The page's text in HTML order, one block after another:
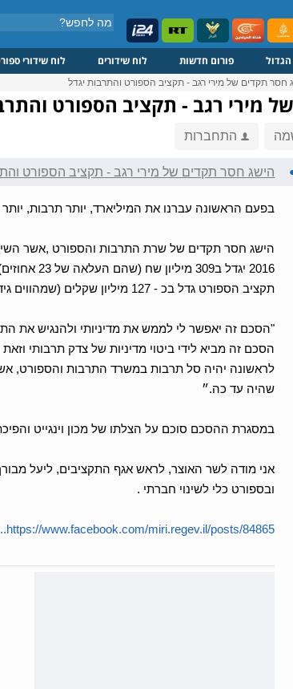
פורום חדשות לוח שידורים לוח שידורי
חסר תקדים של מירי רגב - תקציב הספורט והתרבות יגדל
מירי רגב - תקציב הספורט
התחברות
הישג חסר תקדים של מירי רגב - תקציב הספורט
בפעם הראשונה עברנו את המיליארד, יותר תרבות,
2016 יגדל ב309 מיליון שח (שהם העלאה של 23 אחוזים)
תקציב הספורט גדל בכ - 127 מיליון שקלים (שמהווים גידול של כ 69 אחוז ).
"הסכם זה יאפשר לי לממש את מדיניותי ולהנגיש את
הסכם זה מביא לידי ביטוי מדיניות של צדק תרבותי
לראשונה יהיה סל תרבות במשרד התרבות והספורט,
שהיה עד כה.״
במסגרת ההסכם סוכם על הצלתו של מכון וינגייט
אני מודה לשר האוצר, לראש אגף התקציבים, ליעל
ובספורט כלי לשינוי חברתי .
https://www.facebook.com/miri.regev.il/posts/84865...